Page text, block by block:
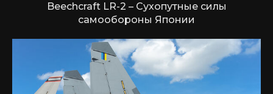
Beechcraft LR-2 – Сухопутные силы
самообороны Японии